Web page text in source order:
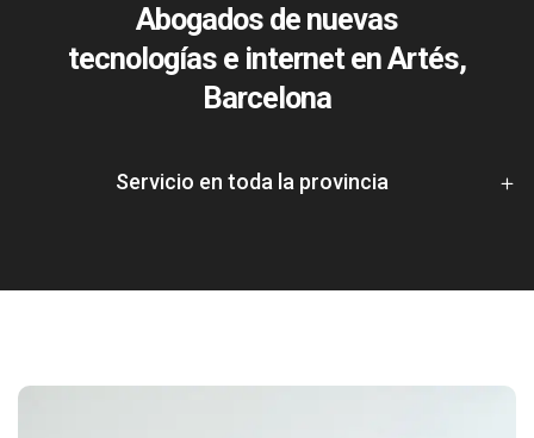
Abogados de nuevas
tecnologías e internet en Artés,
Barcelona
Servicio en toda la provincia